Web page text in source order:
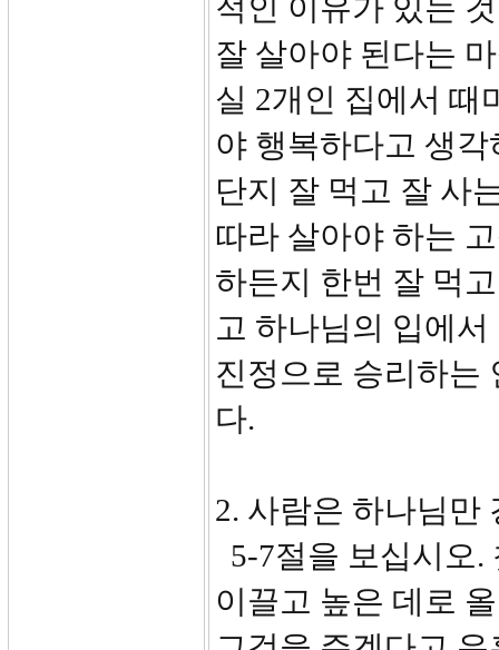
적인 이유가 있는
잘 살아야 된다는
실 2개인 집에서 때
야 행복하다고 생
단지 잘 먹고 잘 사
따라 살아야 하는
하든지 한번 잘 먹
고 하나님의 입에
진정으로 승리하는
다.
2. 사람은 하나님만
5-7절을 보십시오.
이끌고 높은 데로